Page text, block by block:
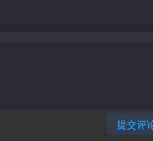
提交评